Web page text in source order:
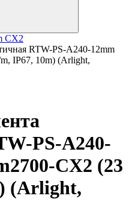
CX2
RTW-PS-A240-12mm
IP67, 10m) (Arlight,
PS-A240-
CX2 (23
(Arlight,